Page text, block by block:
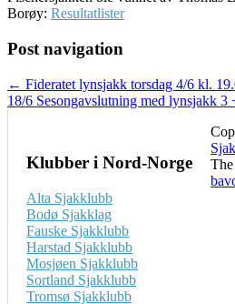
Borøy: Resultatlister
Post navigation
← Fideratet lynsjakk torsdag 4/6 kl.
18/6 Sesongavslutning med lynsjakk
Klubber i Nord-Norge
Alta Sjakklubb
Bodø Sjakklag
Fauske Sjakklubb
Harstad Sjakklubb
Mosjøen Sjakklubb
Sortland Sjakklubb
Tromsø Sjakklubb